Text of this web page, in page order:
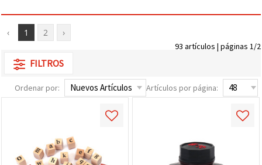
‹ 1 2 ›
93 artículos | páginas 1/2
FILTROS
Ordenar por: Artículos por página: